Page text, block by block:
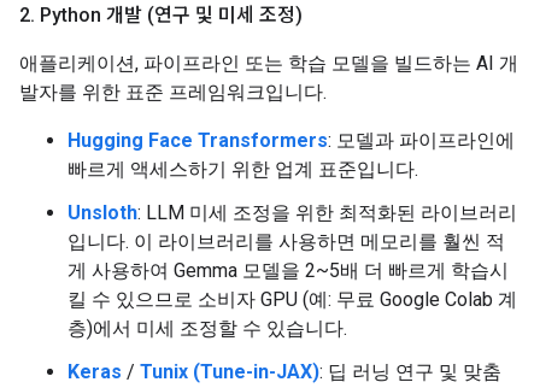
2. Python 개발 (연구 및 미세 조정)
애플리케이션, 파이프라인 또는 학습 모델을 빌드하는 AI 개
발자를 위한 표준 프레임워크입니다.
Hugging Face Transformers: 모델과 파이프라인에
빠르게 액세스하기 위한 업계 표준입니다.
Unsloth: LLM 미세 조정을 위한 최적화된 라이브러리
입니다. 이 라이브러리를 사용하면 메모리를 훨씬 적
게 사용하여 Gemma 모델을 2~5배 더 빠르게 학습시
킬 수 있으므로 소비자 GPU (예: 무료 Google Colab 계
층)에서 미세 조정할 수 있습니다.
Keras / Tunix (Tune-in-JAX): 딥 러닝 연구 및 맞춤